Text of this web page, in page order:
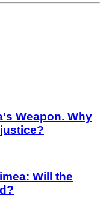
Weapon. Why
Will the